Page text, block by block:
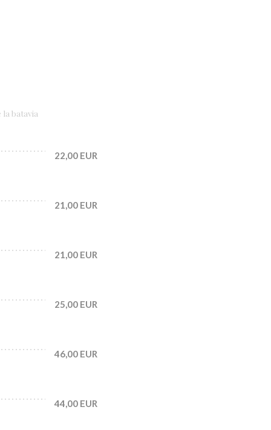
batavia
22,00 EUR
21,00 EUR
21,00 EUR
25,00 EUR
46,00 EUR
44,00 EUR